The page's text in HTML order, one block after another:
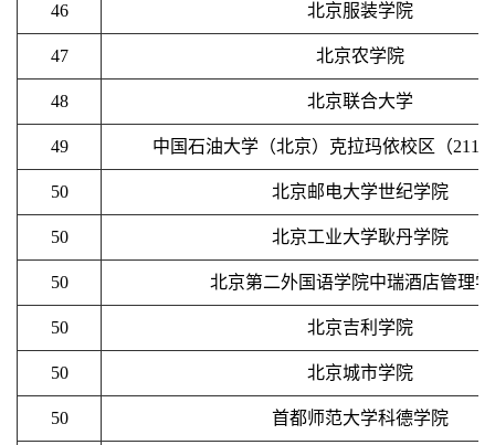
46 北京服装学院
47 北京农学院
48 北京联合大学
49 中国石油大学（北京）克拉玛依校区（211
50 北京邮电大学世纪学院
50 北京工业大学耿丹学院
50 北京第二外国语学院中瑞酒店管理
50 北京吉利学院
50 北京城市学院
50 首都师范大学科德学院